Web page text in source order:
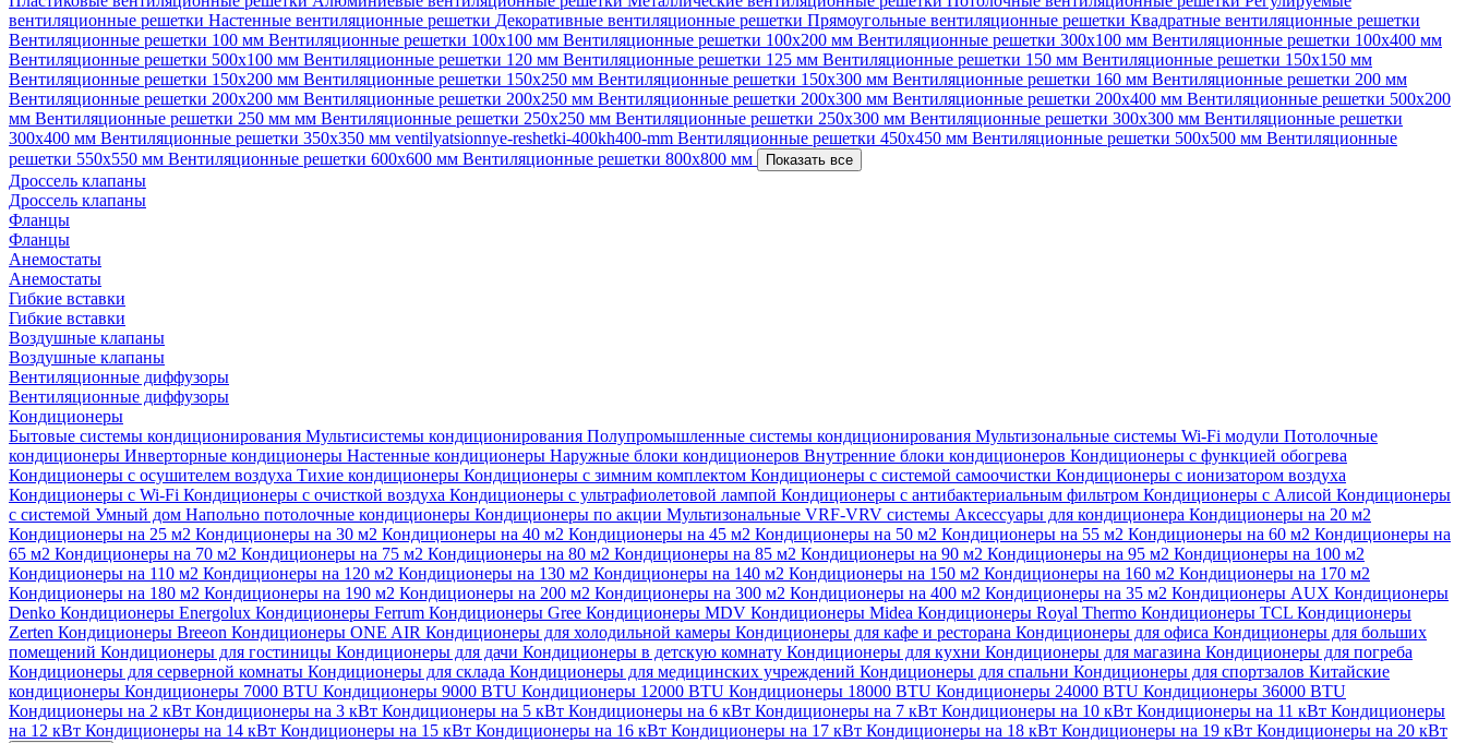
вентиляционные решетки Настенные вентиляционные решетки Декоративные вентиляционные решетки Прямоугольные вентиляционные решетки Квадратные вентиляционные решетки
Вентиляционные решетки 100 мм Вентиляционные решетки 100х100 мм Вентиляционные решетки 100х200 мм Вентиляционные решетки 300х100 мм Вентиляционные решетки 100х400 мм
Вентиляционные решетки 500х100 мм Вентиляционные решетки 120 мм Вентиляционные решетки 125 мм Вентиляционные решетки 150 мм Вентиляционные решетки 150х150 мм
Вентиляционные решетки 150х200 мм Вентиляционные решетки 150х250 мм Вентиляционные решетки 150х300 мм Вентиляционные решетки 160 мм Вентиляционные решетки 200 мм
Вентиляционные решетки 200х200 мм Вентиляционные решетки 200х250 мм Вентиляционные решетки 200х300 мм Вентиляционные решетки 200х400 мм Вентиляционные решетки 500х200
мм Вентиляционные решетки 250 мм мм Вентиляционные решетки 250х250 мм Вентиляционные решетки 250х300 мм Вентиляционные решетки 300х300 мм Вентиляционные решетки
300х400 мм Вентиляционные решетки 350х350 мм ventilyatsionnye-reshetki-400kh400-mm Вентиляционные решетки 450х450 мм Вентиляционные решетки 500х500 мм Вентиляционные
решетки 550х550 мм Вентиляционные решетки 600х600 мм Вентиляционные решетки 800х800 мм Показать все
Дроссель клапаны
Дроссель клапаны
Фланцы
Фланцы
Анемостаты
Анемостаты
Гибкие вставки
Гибкие вставки
Воздушные клапаны
Воздушные клапаны
Вентиляционные диффузоры
Вентиляционные диффузоры
Кондиционеры
Бытовые системы кондиционирования Мультисистемы кондиционирования Полупромышленные системы кондиционирования Мультизональные системы Wi-Fi модули Потолочные
кондиционеры Инверторные кондиционеры Настенные кондиционеры Наружные блоки кондиционеров Внутренние блоки кондиционеров Кондиционеры с функцией обогрева
Кондиционеры с осушителем воздуха Тихие кондиционеры Кондиционеры с зимним комплектом Кондиционеры с системой самоочистки Кондиционеры с ионизатором воздуха
Кондиционеры с Wi-Fi Кондиционеры с очисткой воздуха Кондиционеры с ультрафиолетовой лампой Кондиционеры с антибактериальным фильтром Кондиционеры с Алисой Кондиционеры
с системой Умный дом Напольно потолочные кондиционеры Кондиционеры по акции Мультизональные VRF-VRV системы Аксессуары для кондиционера Кондиционеры на 20 м2
Кондиционеры на 25 м2 Кондиционеры на 30 м2 Кондиционеры на 40 м2 Кондиционеры на 45 м2 Кондиционеры на 50 м2 Кондиционеры на 55 м2 Кондиционеры на 60 м2 Кондиционеры на
65 м2 Кондиционеры на 70 м2 Кондиционеры на 75 м2 Кондиционеры на 80 м2 Кондиционеры на 85 м2 Кондиционеры на 90 м2 Кондиционеры на 95 м2 Кондиционеры на 100 м2
Кондиционеры на 110 м2 Кондиционеры на 120 м2 Кондиционеры на 130 м2 Кондиционеры на 140 м2 Кондиционеры на 150 м2 Кондиционеры на 160 м2 Кондиционеры на 170 м2
Кондиционеры на 180 м2 Кондиционеры на 190 м2 Кондиционеры на 200 м2 Кондиционеры на 300 м2 Кондиционеры на 400 м2 Кондиционеры на 35 м2 Кондиционеры AUX Кондиционеры
Denko Кондиционеры Energolux Кондиционеры Ferrum Кондиционеры Gree Кондиционеры MDV Кондиционеры Midea Кондиционеры Royal Thermo Кондиционеры TCL Кондиционеры
Zerten Кондиционеры Breeon Кондиционеры ONE AIR Кондиционеры для холодильной камеры Кондиционеры для кафе и ресторана Кондиционеры для офиса Кондиционеры для больших
помещений Кондиционеры для гостиницы Кондиционеры для дачи Кондиционеры в детскую комнату Кондиционеры для кухни Кондиционеры для магазина Кондиционеры для погреба
Кондиционеры для серверной комнаты Кондиционеры для склада Кондиционеры для медицинских учреждений Кондиционеры для спальни Кондиционеры для спортзалов Китайские
кондиционеры Кондиционеры 7000 BTU Кондиционеры 9000 BTU Кондиционеры 12000 BTU Кондиционеры 18000 BTU Кондиционеры 24000 BTU Кондиционеры 36000 BTU
Кондиционеры на 2 кВт Кондиционеры на 3 кВт Кондиционеры на 5 кВт Кондиционеры на 6 кВт Кондиционеры на 7 кВт Кондиционеры на 10 кВт Кондиционеры на 11 кВт Кондиционеры
на 12 кВт Кондиционеры на 14 кВт Кондиционеры на 15 кВт Кондиционеры на 16 кВт Кондиционеры на 17 кВт Кондиционеры на 18 кВт Кондиционеры на 19 кВт Кондиционеры на 20 кВт